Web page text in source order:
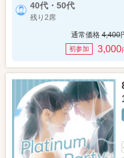
40代・50代
残り2席
通常価格 4,400
初参加 3,000